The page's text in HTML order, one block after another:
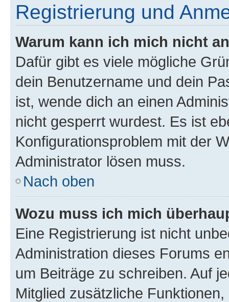
Registrierung und
Warum kann ich mich nicht
Dafür gibt es viele mögliche
dein Benutzername und dein
ist, wende dich an einen
nicht gesperrt wurdest. Es ist
Konfigurationsproblem mit der
Administrator lösen muss.
Nach oben
Wozu muss ich mich
Eine Registrierung ist nicht
Administration dieses Forums
um Beiträge zu schreiben. Auf
Mitglied zusätzliche